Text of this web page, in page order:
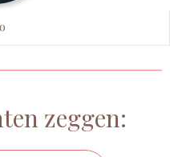
zeggen: